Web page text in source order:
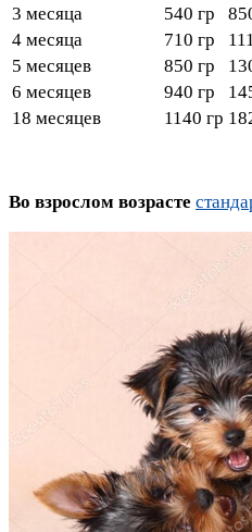
3 месяца
540 гр
4 месяца
710 гр
5 месяцев
850 гр
6 месяцев
940 гр
18 месяцев
1140 гр
Во взрослом возрасте